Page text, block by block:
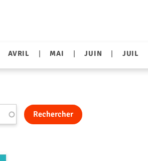
AVRIL | MAI | JUIN | JUIL
Rechercher